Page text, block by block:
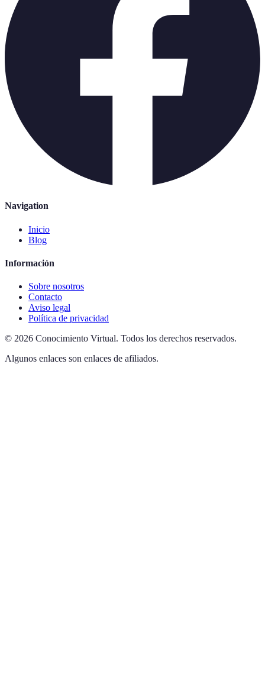
Navigation
Inicio
Blog
Información
Sobre nosotros
Contacto
Aviso legal
Política de privacidad
© 2026 Conocimiento Virtual. Todos los derechos reservados.
Algunos enlaces son enlaces de afiliados.